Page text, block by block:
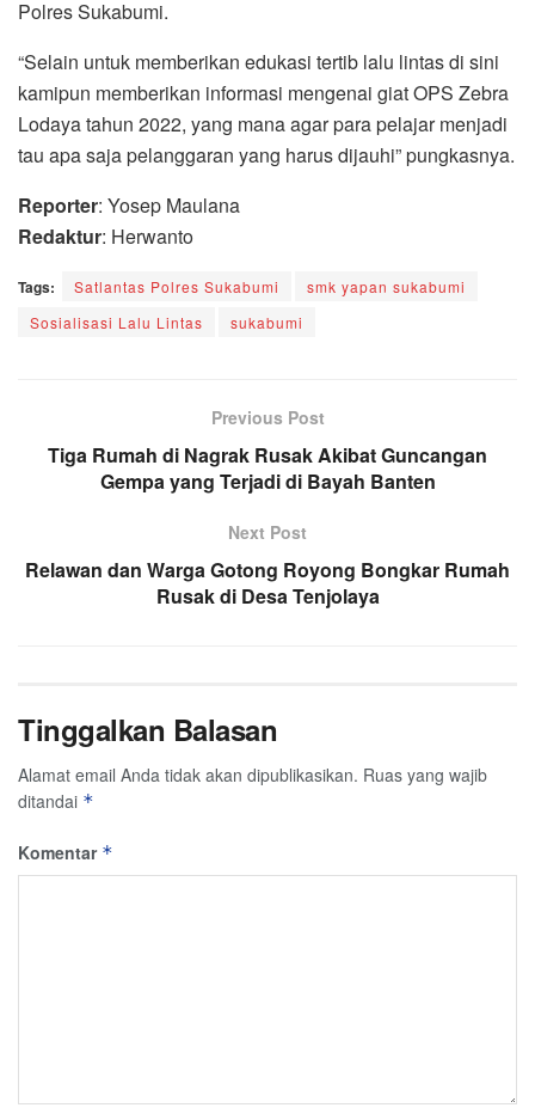
Polres Sukabumi.
“Selain untuk memberikan edukasi tertib lalu lintas di sini
kamipun memberikan informasi mengenai giat OPS Zebra
Lodaya tahun 2022, yang mana agar para pelajar menjadi
tau apa saja pelanggaran yang harus dijauhi” pungkasnya.
Reporter: Yosep Maulana
Redaktur: Herwanto
Tags: Satlantas Polres Sukabumi
smk yapan sukabumi
Sosialisasi Lalu Lintas
sukabumi
Previous Post
Tiga Rumah di Nagrak Rusak Akibat Guncangan
Gempa yang Terjadi di Bayah Banten
Next Post
Relawan dan Warga Gotong Royong Bongkar Rumah
Rusak di Desa Tenjolaya
Tinggalkan Balasan
Alamat email Anda tidak akan dipublikasikan. Ruas yang wajib
ditandai *
Komentar *